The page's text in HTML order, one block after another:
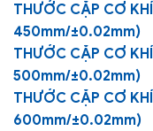
THƯỚC CẶP CƠ
450mm/±0.02mm)
THƯỚC CẶP CƠ
500mm/±0.02mm)
THƯỚC CẶP CƠ
600mm/±0.02mm)